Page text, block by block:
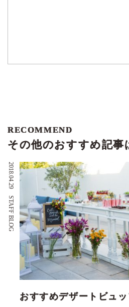
RECOMMEND
その他のおすすめ記事
2018.04.29
STAFF BLOG
おすすめデザートビュッ